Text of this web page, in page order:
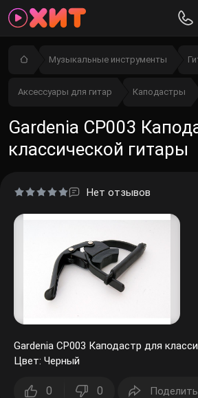
Музыкальные инструменты
Аксессуары для гитар Каподастры
Gardenia CP003
классической гитары
Нет отзывов
Gardenia CP003 Каподастр для
Цвет: Черный
0 0